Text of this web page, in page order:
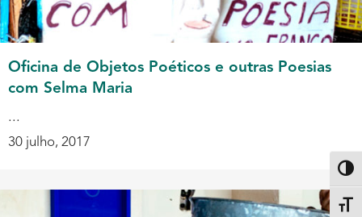
Oficina de Objetos Poéticos e outras Poesias
com Selma Maria
...
30 julho, 2017